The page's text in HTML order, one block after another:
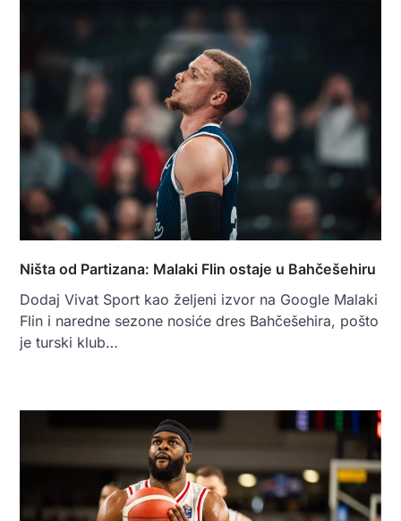
Ništa od Partizana: Malaki Flin ostaje u Bahčešehiru
Dodaj Vivat Sport kao željeni izvor na Google Malaki
Flin i naredne sezone nosiće dres Bahčešehira, pošto
je turski klub…